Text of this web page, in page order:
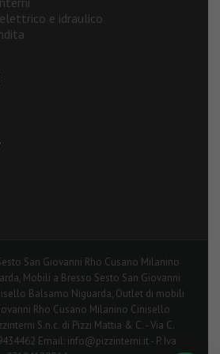
e idraulico
San Giovanni Rho Cusano Milanino
Mobili a Bresso Sesto San Giovanni
Balsamo Niguarda, Outlet di mobili
Rho Cusano Milanino Cinisello
S.n.c. di Pizzi Mattia & C. - Via C.
Email: info@pizzinterni.it - P. Iva